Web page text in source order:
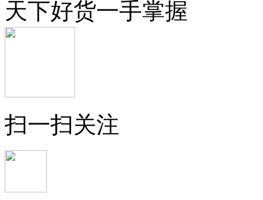
天下好货一手掌握
扫一扫关注